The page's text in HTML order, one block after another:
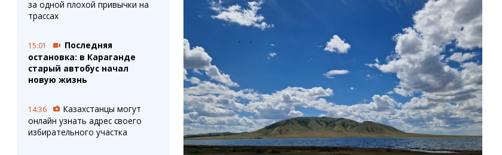
за одной плохой привычки на
трассах
15:01
Последняя
остановка: в Караганде
старый автобус начал
новую жизнь
14:36
Казахстанцы могут
онлайн узнать адрес своего
избирательного участка